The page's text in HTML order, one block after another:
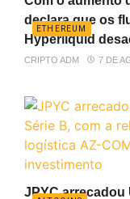
ETHEREUM
declara que os
Hyperliquid
CRIPTO ADM 7 DE
JPYC arrecadou